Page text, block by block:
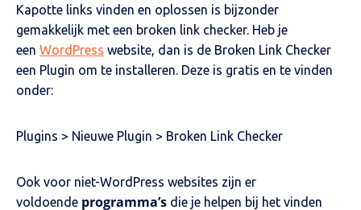
Kapotte links vinden en oplossen is bijzonder
gemakkelijk met een broken link checker. Heb je
een WordPress website, dan is de Broken Link Checker
een Plugin om te installeren. Deze is gratis en te vinden
onder:
Plugins > Nieuwe Plugin > Broken Link Checker
Ook voor niet-WordPress websites zijn er
voldoende programma’s die je helpen bij het vinden